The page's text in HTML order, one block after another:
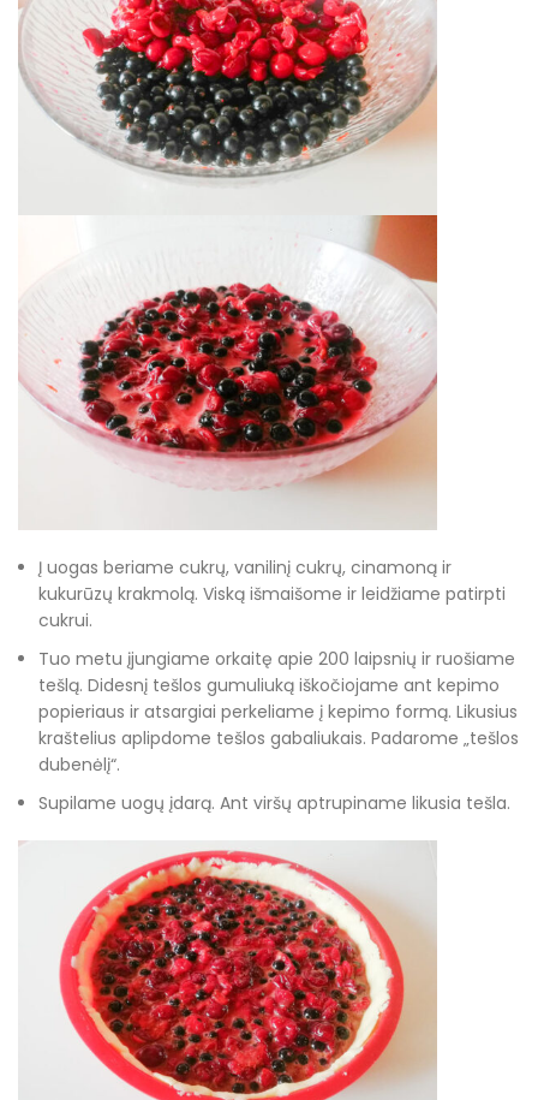
Į uogas beriame cukrų, vanilinį cukrų, cinamoną ir
kukurūzų krakmolą. Viską išmaišome ir leidžiame patirpti
cukrui.
Tuo metu įjungiame orkaitę apie 200 laipsnių ir ruošiame
tešlą. Didesnį tešlos gumuliuką iškočiojame ant kepimo
popieriaus ir atsargiai perkeliame į kepimo formą. Likusius
kraštelius aplipdome tešlos gabaliukais. Padarome „tešlos
dubenėlį“.
Supilame uogų įdarą. Ant viršų aptrupiname likusia tešla.